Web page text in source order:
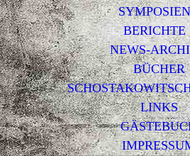
SYMPOSIEN
BERICHTE
NEWS-
BÜCHER
LINKS